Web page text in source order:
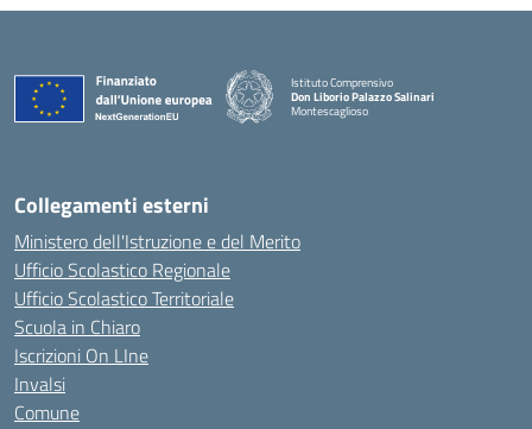
Istituto Comprensivo
Don Liborio Palazzo Salinari
Montescaglioso
Collegamenti esterni
Ministero dell'Istruzione e del Merito
Ufficio Scolastico Regionale
Ufficio Scolastico Territoriale
Scuola in Chiaro
Iscrizioni On LIne
Invalsi
Comune